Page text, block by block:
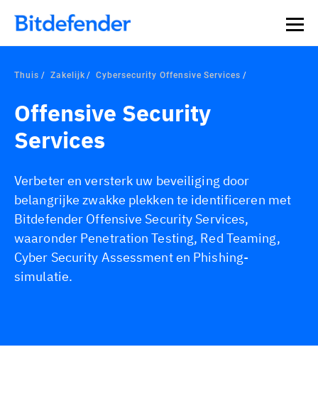
Thuis Zakelijk Cybersecurity Offensive Services
Offensive Security
Services
Verbeter en versterk uw beveiliging door
belangrijke zwakke plekken te identificeren met
Bitdefender Offensive Security Services,
waaronder Penetration Testing, Red Teaming,
Cyber Security Assessment en Phishing-
simulatie.